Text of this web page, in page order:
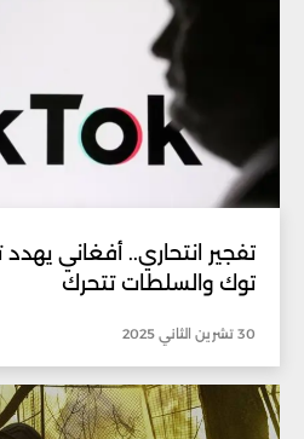
تفجير انتحاري.. أفغاني
توك والسلطات تتحرك
30 تشرين الثاني 2025